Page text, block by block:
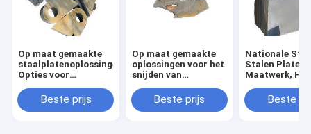
Op maat gemaakte
staalplatenoplossingen:
Opties voor
koolstofstaal
Beste prijs
Op maat gemaakte
oplossingen voor het
snijden van
premium-opties voor
koolstofstaal
Beste prijs
Nationale
Stalen Platen
Maatwerk,
Beste